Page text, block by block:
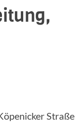
Straße